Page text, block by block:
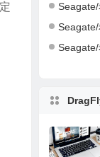
Seagate/希捷硬盘
Seagate/希捷硬盘
Seagate/希捷硬盘